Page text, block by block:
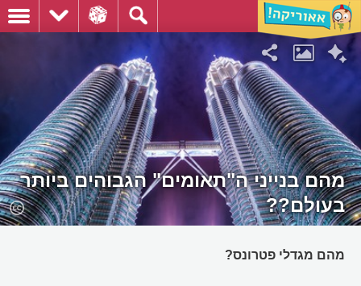
מהם בנייני ה"תאומים" הגבוהים ביותר
בעולם??
מהם מגדלי פטרונס?